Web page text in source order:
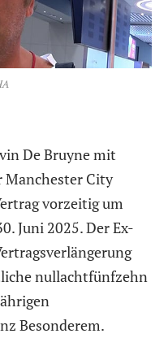
De Bruyne mit
Manchester City
vorzeitig um
Juni 2025. Der Ex-
nullachtfünfzehn
Besonderem.